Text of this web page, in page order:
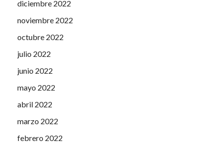
diciembre 2022
noviembre 2022
octubre 2022
julio 2022
junio 2022
mayo 2022
abril 2022
marzo 2022
febrero 2022